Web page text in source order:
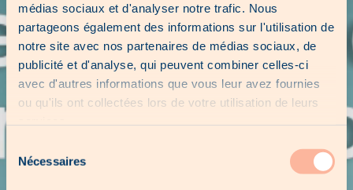
médias sociaux et d'analyser notre trafic. Nous
partageons également des informations sur l'utilisation de
notre site avec nos partenaires de médias sociaux, de
publicité et d'analyse, qui peuvent combiner celles-ci
avec d'autres informations que vous leur avez fournies
ou qu'ils ont collectées lors de votre utilisation de leurs
Nécessaires